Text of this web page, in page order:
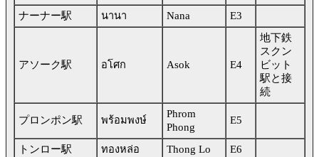
ナーナー駅 นานา Nana E3
アソーク駅 อโศก Asok E4
地下鉄
スクン
ビット
駅と接
続
プロンポン駅 พร้อมพงษ์
Phrom
Phong
E5
トンロー駅 ทองหล่อ Thong Lo E6